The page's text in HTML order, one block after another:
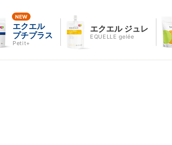
エクエル
プチプラス
Petit+
エクエル ジュレ
EQUELLE gelée